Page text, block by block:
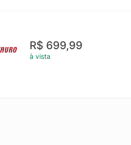
R$ 699,99
à vista